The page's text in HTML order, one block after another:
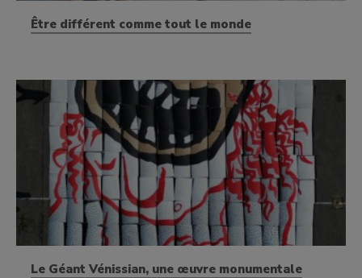
Être différent comme tout le monde
Le Géant Vénissian, une œuvre monumentale